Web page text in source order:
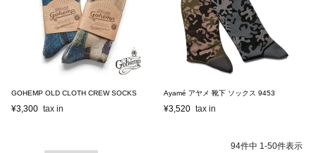
GOHEMP OLD CLOTH CREW SOCKS
¥3,300
Ayamé アヤメ 靴下 ソックス 9453
¥3,520
94件中 1 -50件表示